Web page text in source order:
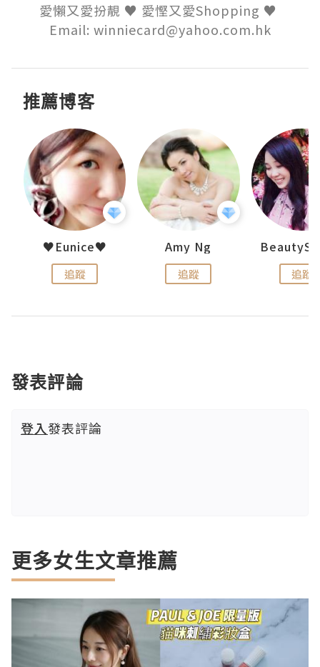
愛懶又愛扮靚 ♥ 愛慳又愛Shopping ♥
Email: winniecard@yahoo.com.hk
推薦博客
♥Eunice♥
追蹤
Amy Ng
追蹤 追蹤
發表評論
登入發表評論
更多女生文章推薦